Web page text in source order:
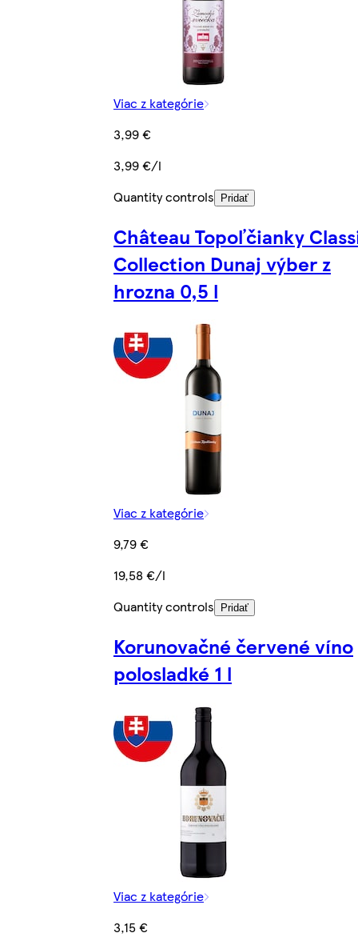
Viac z kategórie
3,99 €
3,99 €/l
Quantity controls
Pridať
Château Topoľčianky
Collection Dunaj výber z
hrozna 0,5 l
Viac z kategórie
9,79 €
19,58 €/l
Quantity controls
Pridať
Korunovačné červené víno
polosladké 1 l
Viac z kategórie
3,15 €